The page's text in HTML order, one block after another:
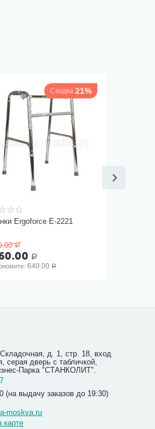
Скидка 21%
Ergoforce Е-2221
Р
Р
640.00 Р
д. 1, стр. 18, вход
серая дверь с табличкой,
Парка "СТАНКОЛИТ".
(на выдачу заказов до 19:30)
moskva.ru
карте